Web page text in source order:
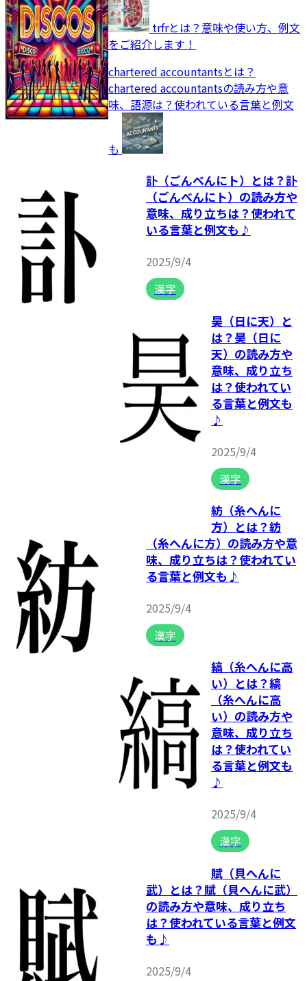
trfrとは？意味や使い方、例文
をご紹介します！
chartered accountantsとは？
chartered accountantsの読み方や意
味、語源は？使われている言葉と例文
も
訃（ごんべんにト）とは？訃
（ごんべんにト）の読み方や
意味、成り立ちは？使われて
いる言葉と例文も♪
2025/9/4
漢字
昊（日に天）と
は？昊（日に
天）の読み方や
意味、成り立ち
は？使われてい
る言葉と例文も
♪
2025/9/4
漢字
紡（糸へんに
方）とは？紡
（糸へんに方）の読み方や意
味、成り立ちは？使われてい
る言葉と例文も♪
2025/9/4
漢字
縞（糸へんに高
い）とは？縞
（糸へんに高
い）の読み方や
意味、成り立ち
は？使われてい
る言葉と例文も
♪
2025/9/4
漢字
賦（貝へんに
武）とは？賦（貝へんに武）
の読み方や意味、成り立ち
は？使われている言葉と例文
も♪
2025/9/4